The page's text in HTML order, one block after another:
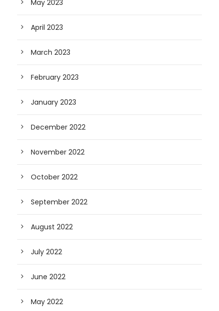
May 2023
April 2023
March 2023
February 2023
January 2023
December 2022
November 2022
October 2022
September 2022
August 2022
July 2022
June 2022
May 2022